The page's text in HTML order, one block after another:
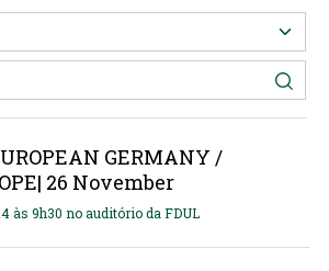
GERMANY /
26 November
às 9h30 no auditório da FDUL